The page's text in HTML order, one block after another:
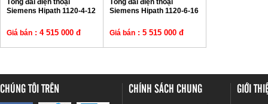
Tổng đài điện thoại
Siemens Hipath 1120-4-12
Giá bán : 4 515 000 đ
Tổng đài điện thoại
Siemens Hipath 1120-6-16
Giá bán : 5 515 000 đ
CHÚNG TÔI TRÊN CHÍNH SÁCH CHUNG GIỚI